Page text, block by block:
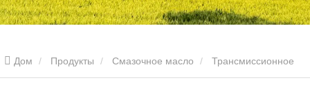
Дом Продукты Смазочное масло